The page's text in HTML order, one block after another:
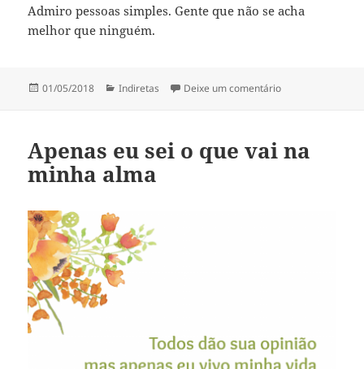
Admiro pessoas simples. Gente que não se acha
melhor que ninguém.
Publicado
01/05/2018 Categorias
Indiretas Deixe um comentárioem Gente que
Apenas eu sei o que vai na
minha alma